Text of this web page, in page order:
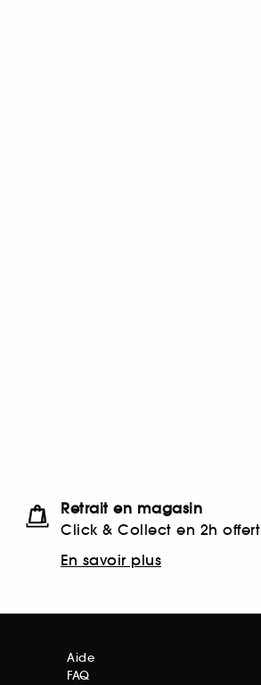
Retrait en magasin
Click & Collect en 2h offert
En savoir plus
Aide
FAQ